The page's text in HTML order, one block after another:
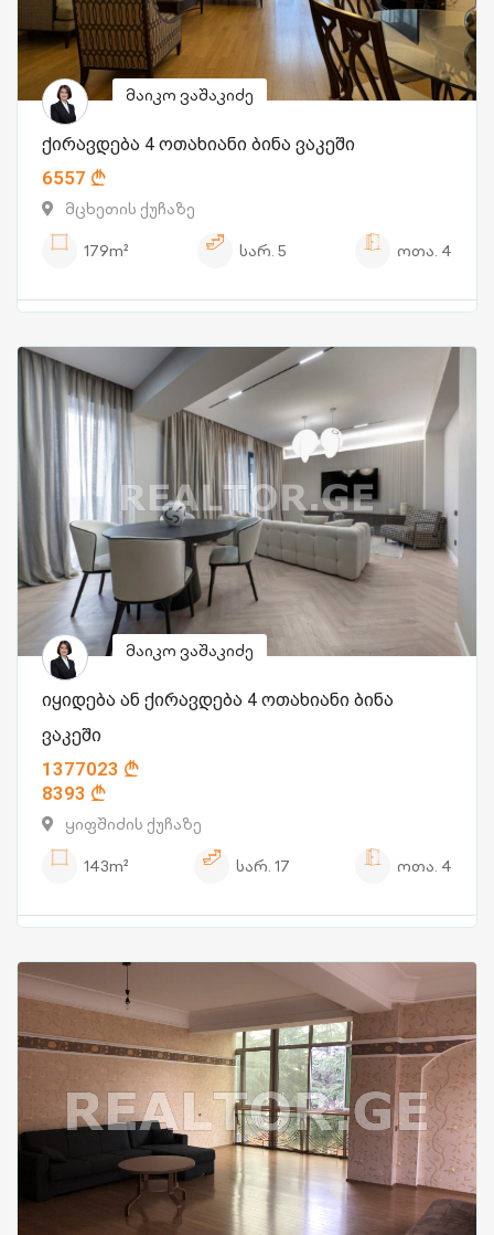
მაიკო ვაშაკიძე
ქირავდება 4 ოთახიანი ბინა ვაკეში
6557
მცხეთის ქუჩაზე
179m²
სარ. 5 ოთა. 4
მაიკო ვაშაკიძე
იყიდება ან ქირავდება 4 ოთახიანი ბინა
ვაკეში
1377023
8393
ყიფშიძის ქუჩაზე
143m²
სარ. 17 ოთა. 4